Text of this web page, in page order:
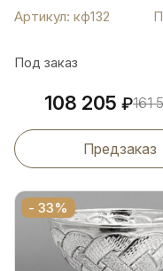
«Финифть», кф132
Артикул: кф132
Под заказ
108 205 ₽161
Предзаказ
- 33%